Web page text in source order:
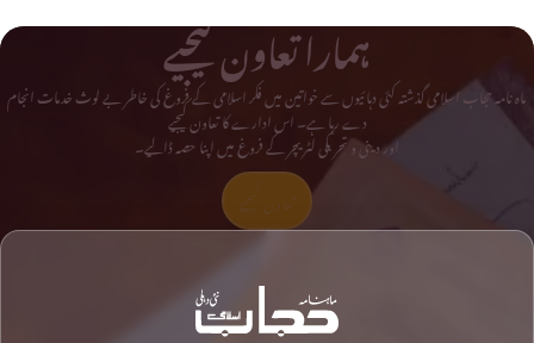
ہمارا تعاون کیجیے
ماہ نامہ حجاب اسلامی گذشتہ کئی دہائیوں سے خواتین میں فکر اسلامی کے فروغ کی خاطر بے لوث خدمات انجام
دے رہا ہے۔ اس ادارے کا تعاون کیجیے
اور دینی و تحریکی لٹریچر کے فروغ میں اپنا حصہ ڈالیے۔